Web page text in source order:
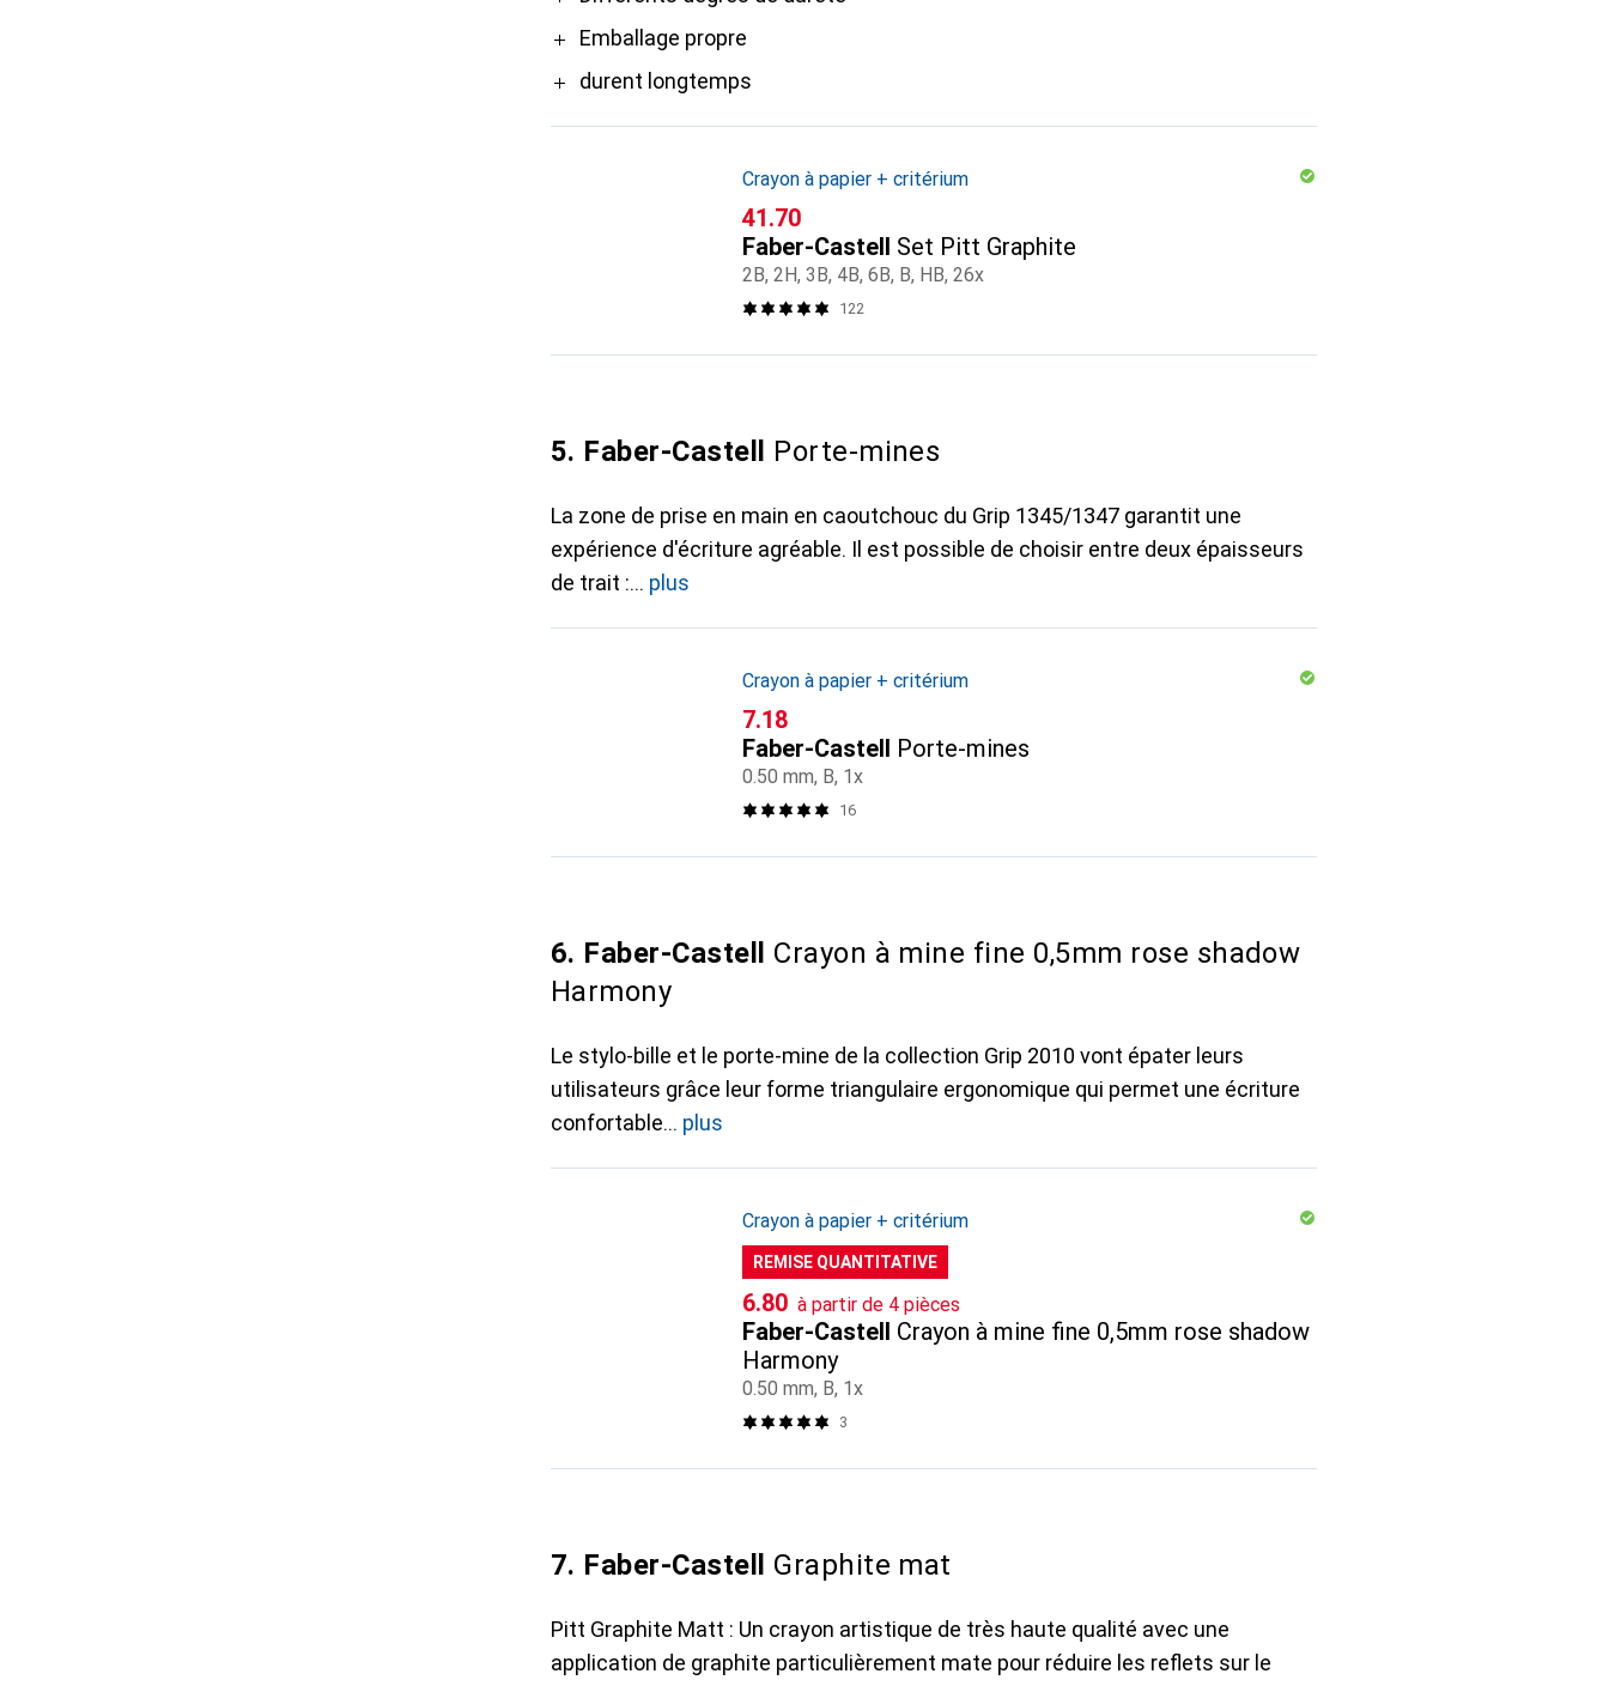
Emballage propre
durent longtemps
Crayon à papier + critérium
CHF
41.70
Faber-Castell Set Pitt Graphite
2B, 2H, 3B, 4B, 6B, B, HB, 26x
122
5. Faber-Castell Porte-mines
La zone de prise en main en caoutchouc du Grip 1345/1347 garantit une
expérience d'écriture agréable. Il est possible de choisir entre deux épaisseurs
de trait :
plus
Crayon à papier + critérium
CHF
7.18
Faber-Castell Porte-mines
0.50 mm, B, 1x
16
6. Faber-Castell
Crayon à mine fine 0,5mm rose shadow
Harmony
Le stylo-bille et le porte-mine de la collection Grip 2010 vont épater leurs
utilisateurs grâce leur forme triangulaire ergonomique qui permet une écriture
confortable
plus
Crayon à papier + critérium
REMISE QUANTITATIVE
CHF
6.80 à partir de 4 pièces
Faber-Castell Crayon à mine fine 0,5mm rose shadow
Harmony
0.50 mm, B, 1x
3
7. Faber-Castell Graphite mat
Pitt Graphite Matt : Un crayon artistique de très haute qualité avec une
application de graphite particulièrement mate pour réduire les reflets sur le